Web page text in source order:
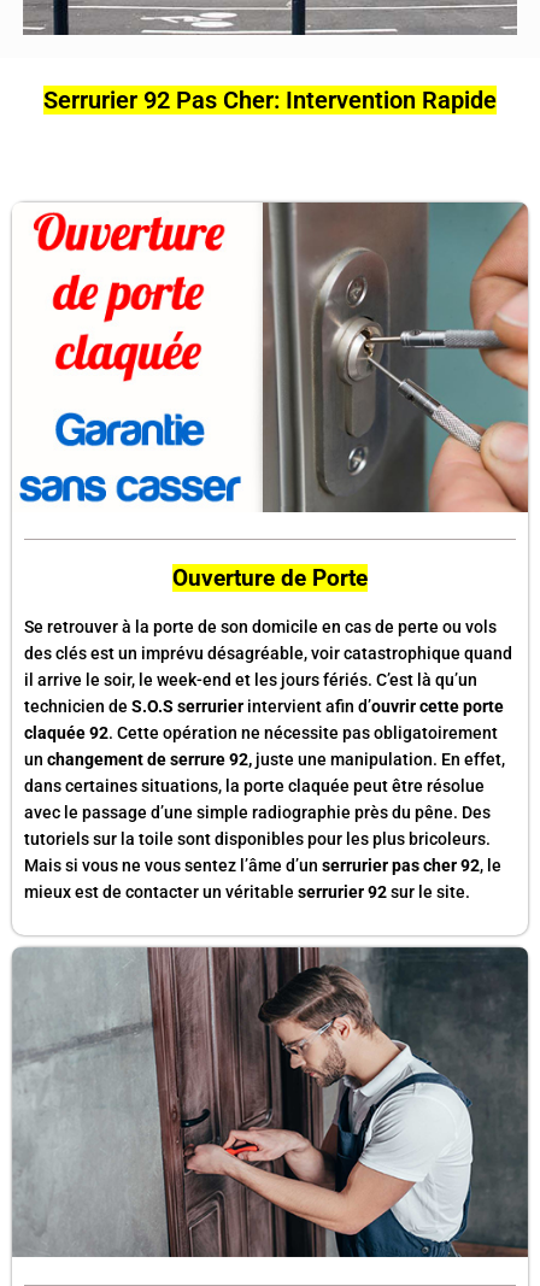
Serrurier 92 Pas Cher: Intervention Rapide
Ouverture de Porte
Se retrouver à la porte de son domicile en cas de perte ou vols
des clés est un imprévu désagréable, voir catastrophique quand
il arrive le soir, le week-end et les jours fériés. C’est là qu’un
technicien de S.O.S serrurier intervient afin d’ouvrir cette porte
claquée 92. Cette opération ne nécessite pas obligatoirement
un changement de serrure 92, juste une manipulation. En effet,
dans certaines situations, la porte claquée peut être résolue
avec le passage d’une simple radiographie près du pêne. Des
tutoriels sur la toile sont disponibles pour les plus bricoleurs.
Mais si vous ne vous sentez l’âme d’un serrurier pas cher 92, le
mieux est de contacter un véritable serrurier 92sur le site.